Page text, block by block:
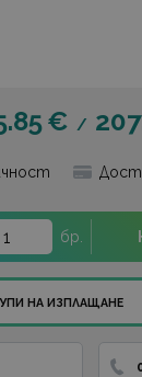
€ /
бр.
НА ИЗПЛАЩАНЕ